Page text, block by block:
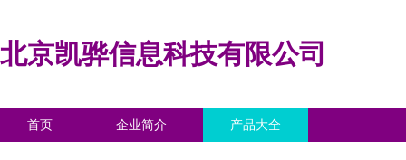
北京凯骅信息科技有限公司
首页 企业简介 产品大全